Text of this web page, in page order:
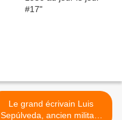
Le grand écrivain Luis
Sepúlveda, ancien militant